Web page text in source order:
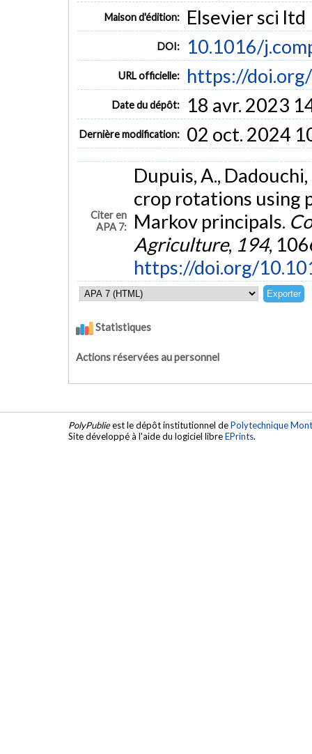
Maison d'édition: Elsevier sci ltd
DOI: 10.1016/
URL officielle: https://
Date du dépôt: 18 avr. 2023
Dernière modification: 02 oct. 2024
Citer en
APA 7:
Dupuis, A.,
crop rotations using
Markov principals.
Agriculture, 194,
https://doi.org/
Statistiques
Actions réservées au personnel
PolyPublieest le dépôt institutionnel dePolytechnique
Site développé à l'aide du logiciel libreEPrints.